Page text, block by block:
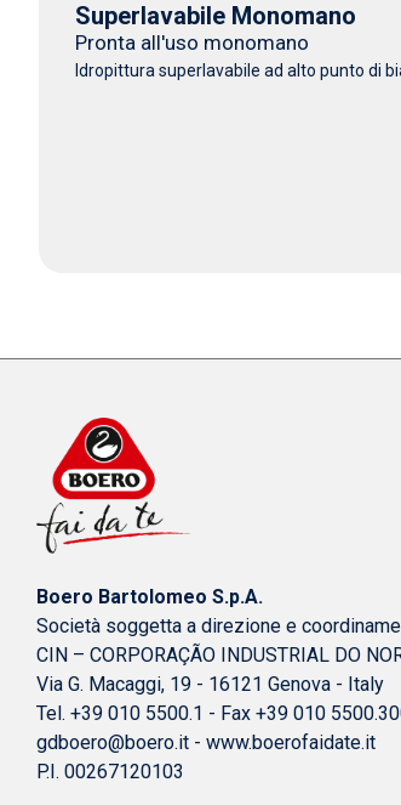
Superlavabile Monomano
Pronta all'uso monomano
Idropittura superlavabile ad alto punto di
Boero Bartolomeo S.p.A.
Società soggetta a direzione e
CIN – CORPORAÇÃO INDUSTRIAL DO
Via G. Macaggi, 19 - 16121 Genova - Italy
Tel. +39 010 5500.1 - Fax +39 010
gdboero@boero.it - www.boerofaidate.it
P.I. 00267120103